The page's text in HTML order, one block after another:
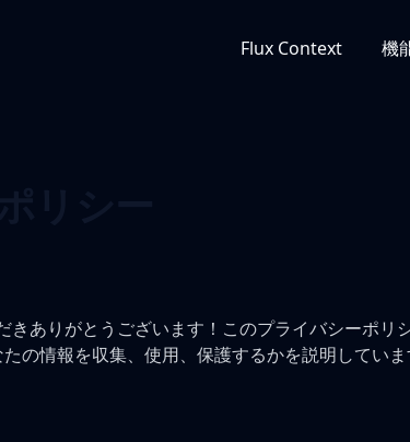
Flux Context 機
きありがとうございます！このプライバシーポ
の情報を収集、使用、保護するかを説明していま